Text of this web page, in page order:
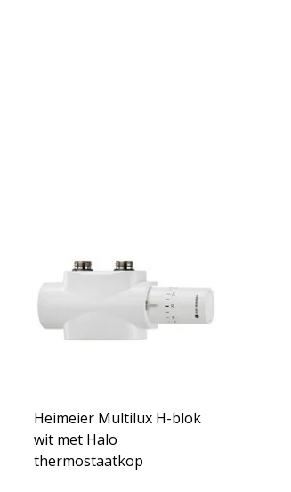
Heimeier Multilux H-blok
wit met Halo
thermostaatkop